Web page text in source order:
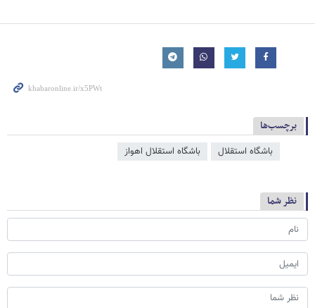
برچسب‌ها
باشگاه استقلال باشگاه استقلال اهواز
نظر شما